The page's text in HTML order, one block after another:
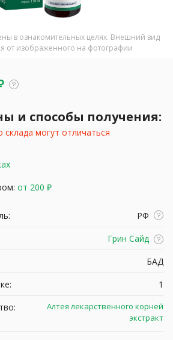
в ознакомительных целях. Внешний вид
от изображенного на фотографии
и способы получения:
могут отличаться
от 200 ₽
РФ
Грин Сайд
БАД
1
Алтея лекарственного корней
экстракт